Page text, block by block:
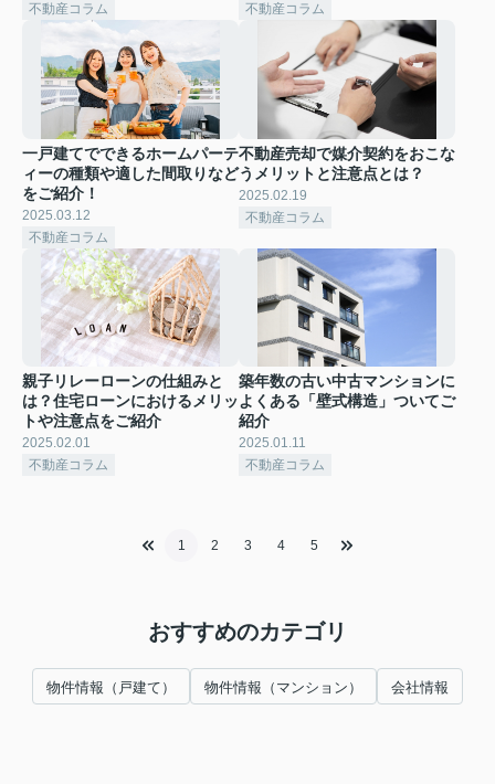
不動産コラム 不動産コラム
一戸建てでできるホームパーテ
ィーの種類や適した間取りなど
をご紹介！
2025.03.12
不動産コラム
不動産売却で媒介契約をおこな
うメリットと注意点とは？
2025.02.19
不動産コラム
親子リレーローンの仕組みと
は？住宅ローンにおけるメリッ
トや注意点をご紹介
2025.02.01
不動産コラム
築年数の古い中古マンションに
よくある「壁式構造」ついてご
紹介
2025.01.11
不動産コラム
1 2 3 4 5
おすすめのカテゴリ
物件情報（戸建て） 物件情報（マンション） 会社情報